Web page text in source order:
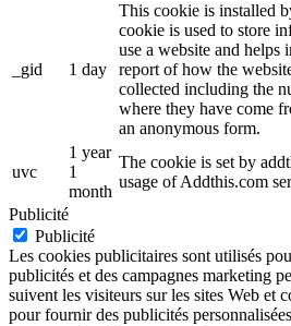
_gid 1 day
This cookie is installed
cookie is used to store
use a website and helps
report of how the
collected including the
where they have come
an anonymous form.
uvc
1 year
1
month
The cookie is set by
usage of Addthis.com
Publicité
Publicité
Les cookies publicitaires sont utilisés
publicités et des campagnes marketing
suivent les visiteurs sur les sites Web et
pour fournir des publicités